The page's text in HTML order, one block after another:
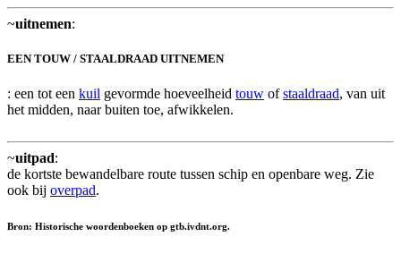
~uitnemen:
EEN TOUW / STAALDRAAD UITNEMEN
: een tot een kuil gevormde hoeveelheid touw ofstaaldraad, van uit
het midden, naar buiten toe, afwikkelen.
~uitpad:
de kortste bewandelbare route tussen schip en openbare weg. Zie
ook bij overpad.
Bron: Historische woordenboeken op gtb.ivdnt.org.